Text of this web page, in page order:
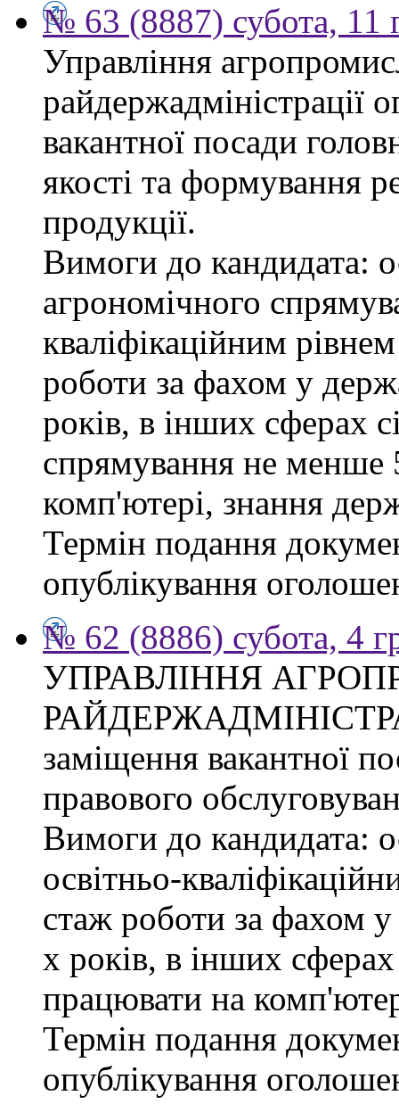
№ 63 (8887) субота, 11
Управління
райдержадміністрації
вакантної посади
якості та формування
продукції.
Вимоги до кандидата:
агрономічного
кваліфікаційним
роботи за фахом у
років, в інших сферах
спрямування не менше
комп'ютері, знання
Термін подання
опублікування
№ 62 (8886) субота, 4
УПРАВЛІННЯ
заміщення вакантної
правового
Вимоги до кандидата:
освітньо-
стаж роботи за фахом
х років, в інших
працювати на
Термін подання
опублікування